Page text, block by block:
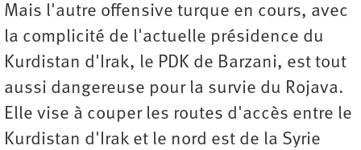
Mais l'autre offensive turque en cours, avec
la complicité de l'actuelle présidence du
Kurdistan d'Irak, le PDK de Barzani, est tout
aussi dangereuse pour la survie du Rojava.
Elle vise à couper les routes d'accès entre le
Kurdistan d'Irak et le nord est de la Syrie